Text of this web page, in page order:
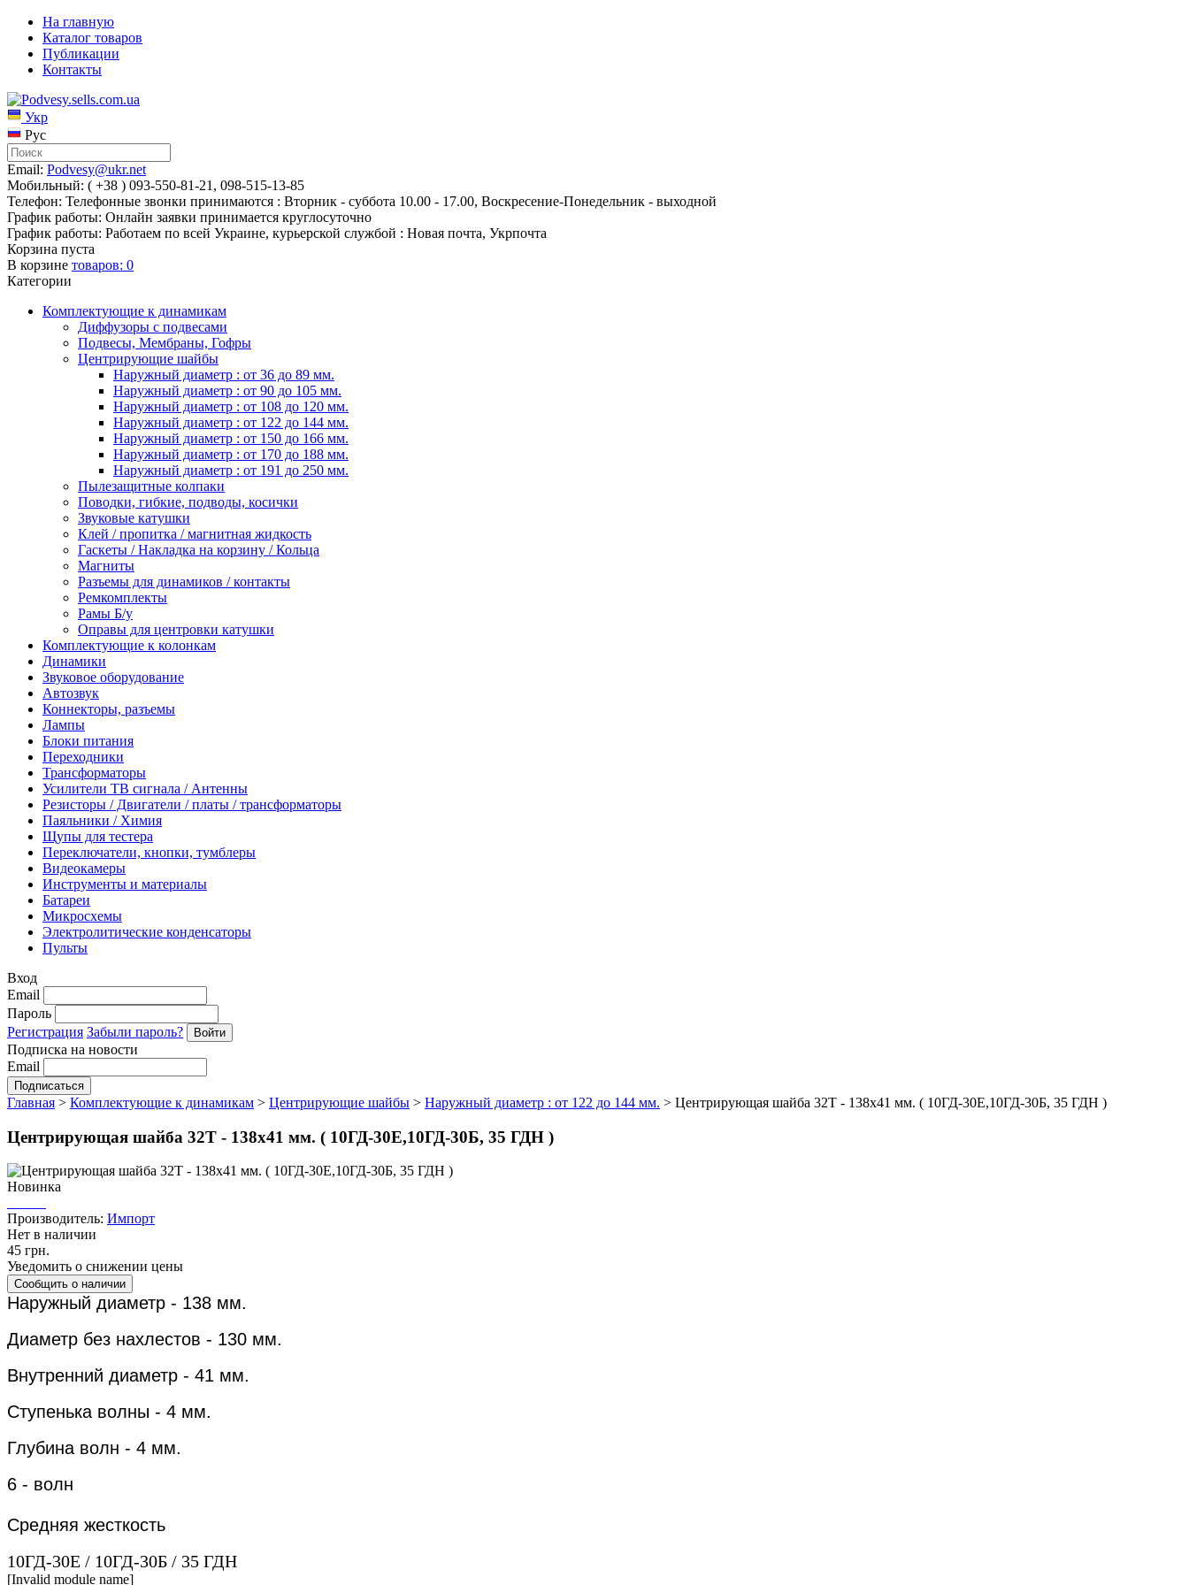
На главную
Каталог товаров
Публикации
Контакты
Укр
Рус
Email: Podvesy@ukr.net
Мобильный: ( +38 ) 093-550-81-21, 098-515-13-85
Телефон: Телефонные звонки принимаются : Вторник - суббота 10.00 - 17.00, Воскресение-Понедельник - выходной
График работы: Онлайн заявки принимается круглосуточно
График работы: Работаем по всей Украине, курьерской службой : Новая почта, Укрпочта
Корзина пуста
В корзине товаров: 0
Категории
Комплектующие к динамикам
Диффузоры с подвесами
Подвесы, Мембраны, Гофры
Центрирующие шайбы
Наружный диаметр : от 36 до 89 мм.
Наружный диаметр : от 90 до 105 мм.
Наружный диаметр : от 108 до 120 мм.
Наружный диаметр : от 122 до 144 мм.
Наружный диаметр : от 150 до 166 мм.
Наружный диаметр : от 170 до 188 мм.
Наружный диаметр : от 191 до 250 мм.
Пылезащитные колпаки
Поводки, гибкие, подводы, косички
Звуковые катушки
Клей / пропитка / магнитная жидкость
Гаскеты / Накладка на корзину / Кольца
Магниты
Разъемы для динамиков / контакты
Ремкомплекты
Рамы Б/у
Оправы для центровки катушки
Комплектующие к колонкам
Динамики
Звуковое оборудование
Автозвук
Коннекторы, разъемы
Лампы
Блоки питания
Переходники
Трансформаторы
Усилители ТВ сигнала / Антенны
Резисторы / Двигатели / платы / трансформаторы
Паяльники / Химия
Щупы для тестера
Переключатели, кнопки, тумблеры
Видеокамеры
Инструменты и материалы
Батареи
Микросхемы
Электролитические конденсаторы
Пульты
Вход
Email
Пароль
Регистрация Забыли пароль?
Подписка на новости
Email
Главная > Комплектующие к динамикам > Центрирующие шайбы > Наружный диаметр : от 122 до 144 мм. > Центрирующая шайба 32T - 138х41 мм. ( 10ГД-30Е,10ГД-30Б, 35 ГДН )
Центрирующая шайба 32T - 138х41 мм. ( 10ГД-30Е,10ГД-30Б, 35 ГДН )
Новинка
Производитель: Импорт
Нет в наличии
45 грн.
Уведомить о снижении цены
Наружный диаметр - 138 мм.
Диаметр без нахлестов - 130 мм.
Внутренний диаметр - 41 мм.
Ступенькаволны - 4 мм.
Глубина волн - 4 мм.
6 - волн
Средняя жесткость
10ГД-30Е / 10ГД-30Б / 35 ГДН
[Invalid module name]